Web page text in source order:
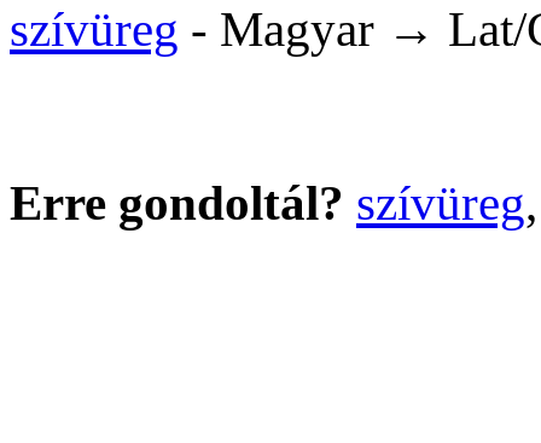
szívüreg - Magyar → Lat/
Erre gondoltál? szívüreg,